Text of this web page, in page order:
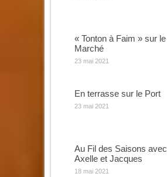
« Tonton à Faim » sur le
Marché
23 mai 2021
En terrasse sur le Port
23 mai 2021
Au Fil des Saisons avec
Axelle et Jacques
18 mai 2021